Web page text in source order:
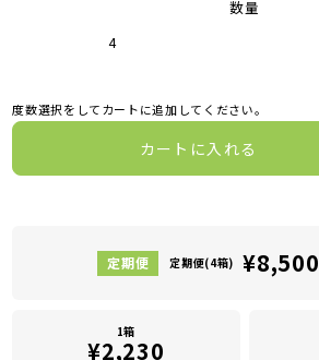
数量
4
度数選択をしてカートに追加してください。
カートに入れる
定期便(4箱) ¥8,500
1箱
¥2,230